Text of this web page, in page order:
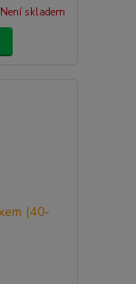
Není skladem